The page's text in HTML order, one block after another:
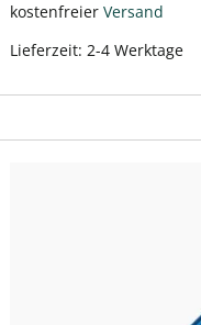
kostenfreier Versand
Lieferzeit: 2-4 Werktage